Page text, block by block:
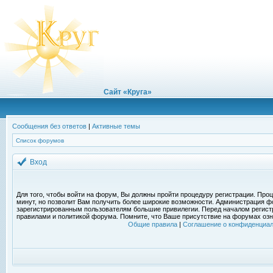
Сайт «Круга»
Сообщения без ответов | Активные темы
Список форумов
Вход
Для того, чтобы войти на форум, Вы должны пройти процедуру регистрации.
минут, но позволит Вам получить более широкие возможности. Администрация
зарегистрированным пользователям большие привилегии. Перед началом
правилами и политикой форума. Помните, что Ваше присутствие на форумах
Общие правила| Соглашение о